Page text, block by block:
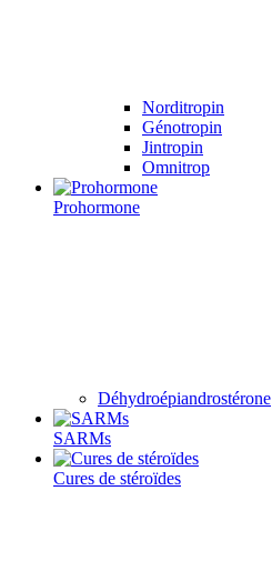
Norditropin
Génotropin
Jintropin
Omnitrop
Prohormone
Déhydroépiandrostérone
SARMs
Cures de stéroïdes